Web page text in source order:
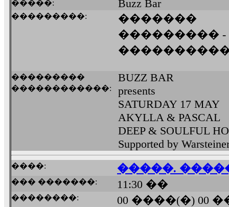
�����: Buzz Bar
���������:
�������
���������
���������
������������:
BUZZ BAR
presents
SATURDAY 17 MAY
AKYLLA & PASCAL
DEEP & SOULFUL
Supported by
����: �����.
��� �������: 11:30 ��
��������: 00 ����(�) 00